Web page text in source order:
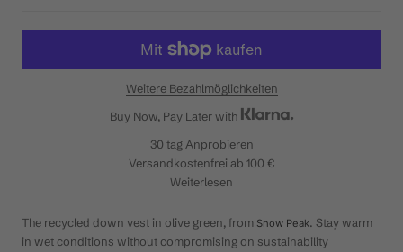
Weitere Bezahlmöglichkeiten
Buy Now, Pay Later with
30 tag Anprobieren
Versandkostenfrei ab 100 €
Weiterlesen
The recycled down vest in olive green, from Snow Peak. Stay warm
in wet conditions without compromising on sustainability